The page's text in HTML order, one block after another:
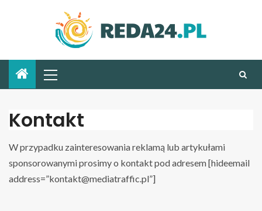
Kontakt
W przypadku zainteresowania reklamą lub artykułami
sponsorowanymi prosimy o kontakt pod adresem [hideemail
address=”kontakt@mediatraffic.pl”]